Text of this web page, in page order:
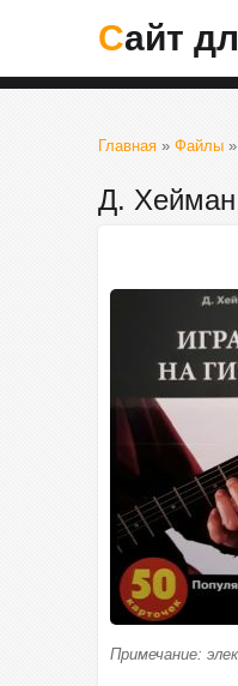
Сайт
Главная » Файлы »
Д.
Примечание: